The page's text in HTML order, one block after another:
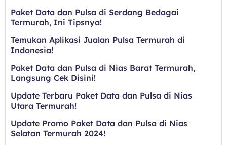
Paket Data dan Pulsa di Serdang Bedagai
Termurah, Ini Tipsnya!
Temukan Aplikasi Jualan Pulsa Termurah di
Indonesia!
Paket Data dan Pulsa di Nias Barat Termurah,
Langsung Cek Disini!
Update Terbaru Paket Data dan Pulsa di Nias
Utara Termurah!
Update Promo Paket Data dan Pulsa di Nias
Selatan Termurah 2024!